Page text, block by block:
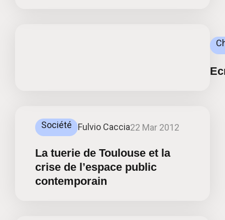
Société Fulvio Caccia22 Mar 2012
La tuerie de Toulouse et la
crise de l’espace public
contemporain